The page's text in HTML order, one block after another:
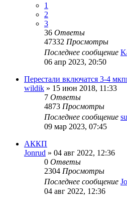
1
2
3
36 Ответы
47332 Просмотры
Последнее сообщение
06 апр 2023, 20:50
Перестали включатся 3-4
wildik » 15 июн 2018, 11:33
7 Ответы
4873 Просмотры
Последнее сообщение
09 мар 2023, 07:45
АККП
Jonrud » 04 авг 2022, 12:36
0 Ответы
2304 Просмотры
Последнее сообщение
04 авг 2022, 12:36